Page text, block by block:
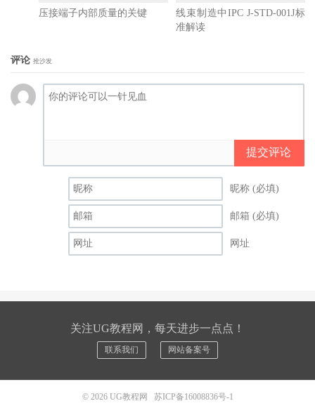
压接端子内部质量的关键
线束制造中IPC J-STD-001J标
准解读
评论 抢沙发
提交评论
昵称 (必填)
邮箱 (必填)
网址
关注UG教程网，每天进步一点点！
联系我们 网站备案号
© 2026 UG教程网 苏ICP备16008836号-1